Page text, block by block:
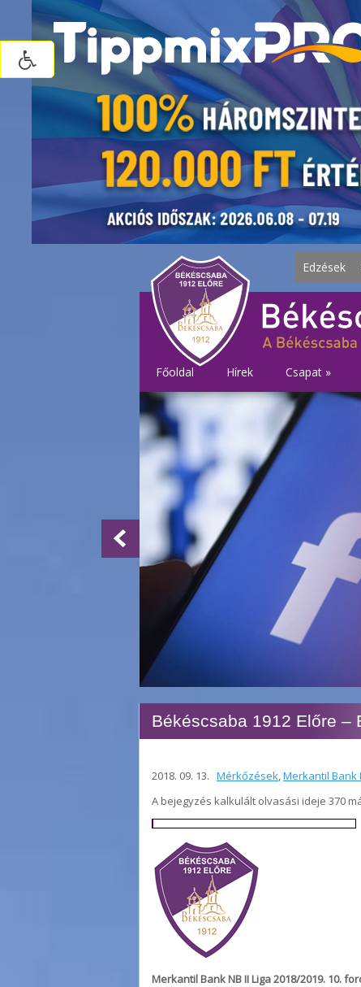
Edzések
Főoldal Hírek Csapat »
Békéscsaba 1912 Előre –
2018. 09. 13. Mérkőzések,Merkantil Bank
A bejegyzés kalkulált olvasási ideje 370
Merkantil Bank NB II Liga 2018/2019. 10.